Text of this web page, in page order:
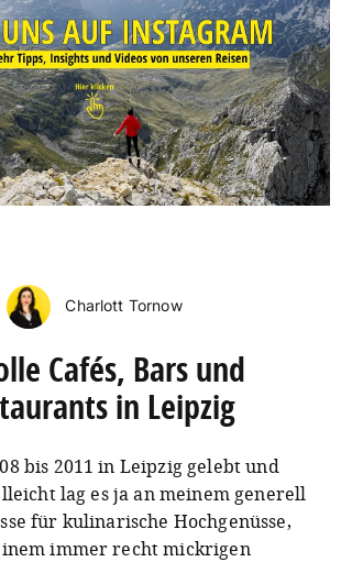
Charlott Tornow
Cafés, Bars und
in Leipzig
bis 2011 in Leipzig gelebt und
lag es ja an meinem generell
für kulinarische Hochgenüsse,
immer recht mickrigen